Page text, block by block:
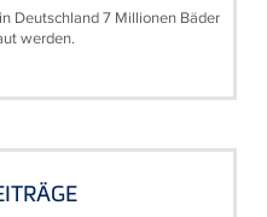
Deutschland 7 Millionen Bäder
werden.